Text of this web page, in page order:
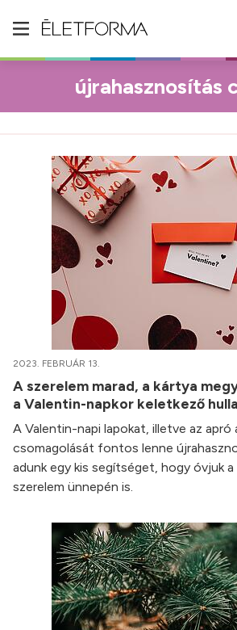
újrahasznosítás
2023. FEBRUÁR 13.
A szerelem marad, a kártya
a Valentin-napkor keletkező
A Valentin-napi lapokat, illetve az apró
csomagolását fontos lenne
adunk egy kis segítséget, hogy óvjuk
szerelem ünnepén is.